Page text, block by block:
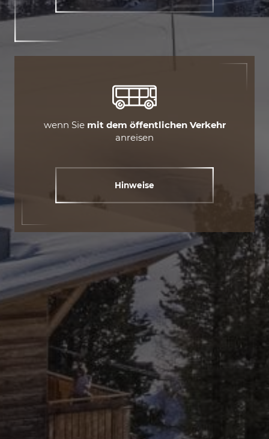
wenn Sie mit dem öffentlichen Verkehr
anreisen
Hinweise